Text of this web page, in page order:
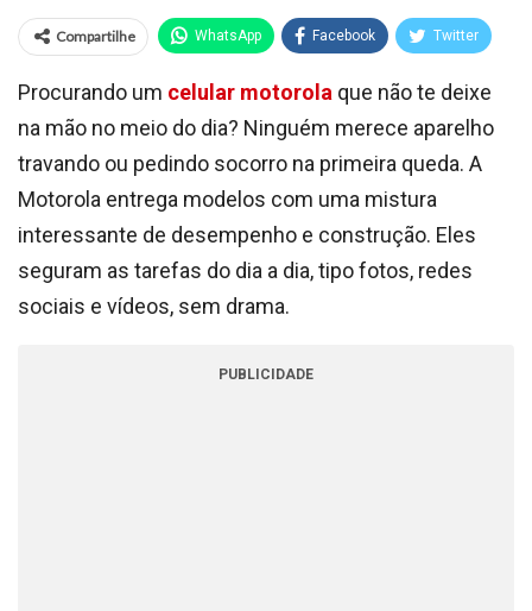
Compartilhe WhatsApp Facebook Twitter
Procurando um celular motorola que não te deixe
na mão no meio do dia? Ninguém merece aparelho
travando ou pedindo socorro na primeira queda. A
Motorola entrega modelos com uma mistura
interessante de desempenho e construção. Eles
seguram as tarefas do dia a dia, tipo fotos, redes
sociais e vídeos, sem drama.
PUBLICIDADE